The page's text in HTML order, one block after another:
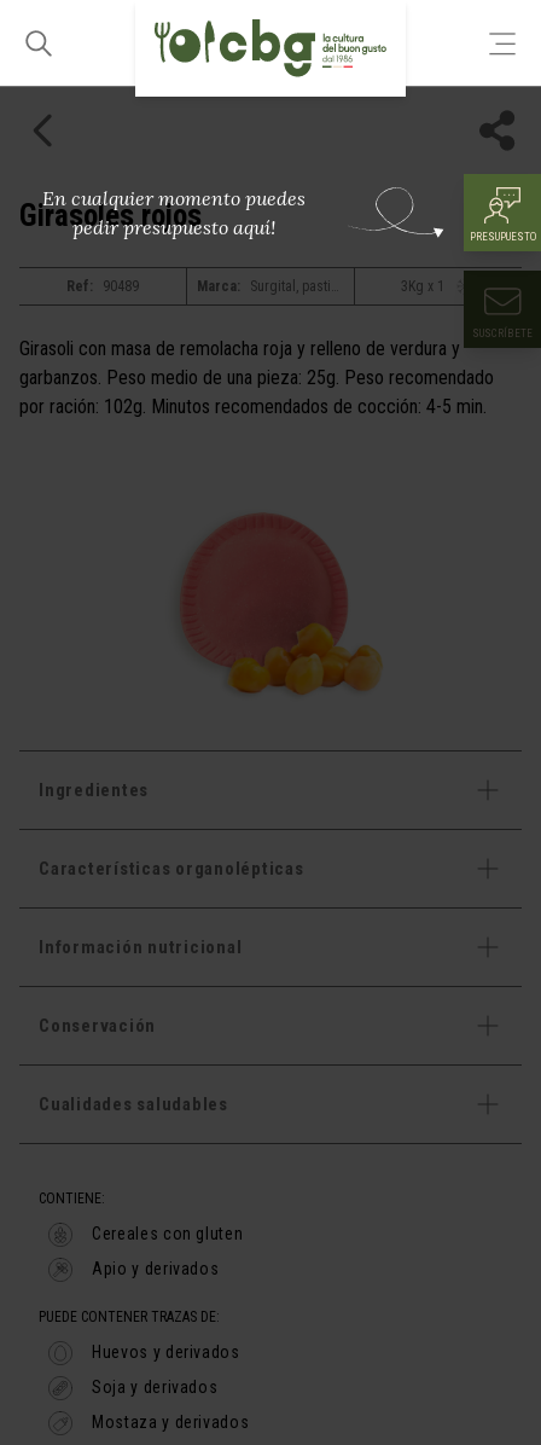
En cualquier momento puedes
pedir presupuesto aquí!
PRESUPUESTO
SUSCRÍBETE
Girasoles rojos
Ref: 90489 Marca: Surgital, pastificio bacchini alta tradizione 3Kg x 1
Girasoli con masa de remolacha roja y relleno de verdura y
garbanzos. Peso medio de una pieza: 25g. Peso recomendado
por ración: 102g. Minutos recomendados de cocción: 4-5 min.
Ingredientes
Características organolépticas
Información nutricional
Conservación
Cualidades saludables
CONTIENE:
Cereales con gluten
Apio y derivados
PUEDE CONTENER TRAZAS DE:
Huevos y derivados
Soja y derivados
Mostaza y derivados